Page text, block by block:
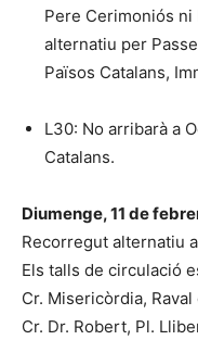
Pere Cerimoniós ni
alternatiu per
Països Catalans,
L30: No arribarà a
Catalans.
Diumenge, 11 de
Recorregut alternatiu
Els talls de circulació
Cr. Misericòrdia,
Cr. Dr. Robert, Pl.